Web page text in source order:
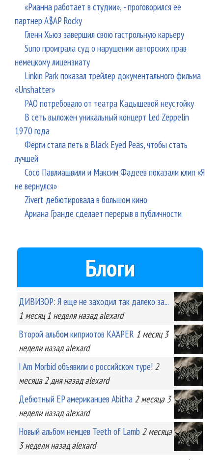
«Рианна работает в студии», - проговорился ее
партнер A$AP Rocky
Гленн Хьюз завершил свою гастрольную карьеру
Suno проиграла суд о нарушении авторских прав
немецкому лицензиату
Linkin Park показал трейлер документального фильма
«Unshatter»
РАО потребовало от театра Кадышевой неустойку
В сеть выложен уникальный концерт Led Zeppelin
1970 года
Ферги стала петь в Black Eyed Peas, чтобы стать
лучшей
Сосо Павлиашвили и Максим Фадеев показали клип «Я
не вернулся»
Zivert дебютировала в большом кино
Ариана Гранде сделает перерыв в публичности
Блоги
ДИВИЗОР: Я еще не заходил так далеко за...
1 месяц 1 неделяназад alexard
Второй альбом киприотов KA'APER 1 месяц 3
неделиназад alexard
I Am Morbid объявили о российском туре! 2
месяца 2 дняназад alexard
Дебютный EP американцев Abitha 2 месяца 3
неделиназад alexard
Новый альбом немцев Teeth of Lamb 2 месяца
3 неделиназад alexard